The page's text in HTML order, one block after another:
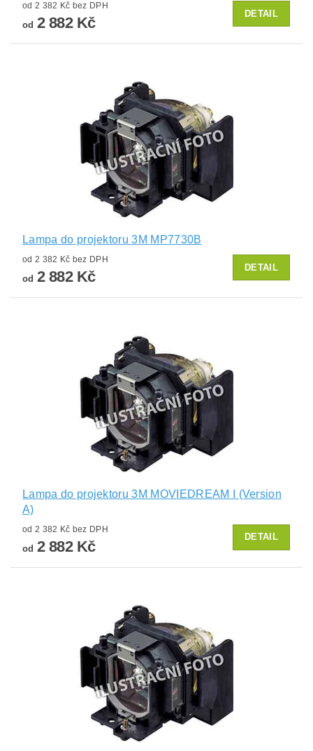
od 2 382 Kč bez DPH
od 2 882 Kč
DETAIL
Lampa do projektoru 3M MP7730B
od 2 382 Kč bez DPH
od 2 882 Kč
DETAIL
Lampa do projektoru 3M MOVIEDREAM I (Version
A)
od 2 382 Kč bez DPH
od 2 882 Kč
DETAIL